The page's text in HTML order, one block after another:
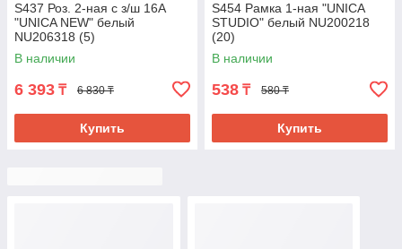
S437 Роз. 2-ная с з/ш 16А
"UNICA NEW" белый
NU206318 (5)
В наличии
6 393 ₸ 6 830 ₸
Купить
S454 Рамка 1-ная "UNICA
STUDIO" белый NU200218
(20)
В наличии
538 ₸ 580 ₸
Купить